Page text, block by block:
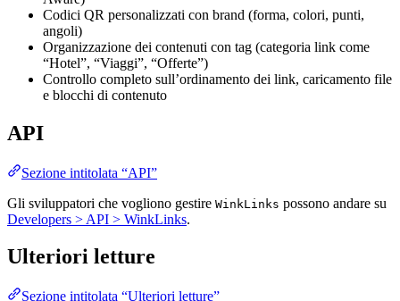
Codici QR personalizzati con brand (forma, colori, punti,
angoli)
Organizzazione dei contenuti con tag (categoria link come
“Hotel”, “Viaggi”, “Offerte”)
Controllo completo sull’ordinamento dei link, caricamento file
e blocchi di contenuto
API
Sezione intitolata “API”
Gli sviluppatori che vogliono gestire WinkLinks possono andare su
Developers > API > WinkLinks.
Ulteriori letture
Sezione intitolata “Ulteriori letture”